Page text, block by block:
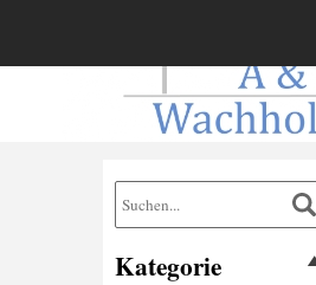
Kategorie